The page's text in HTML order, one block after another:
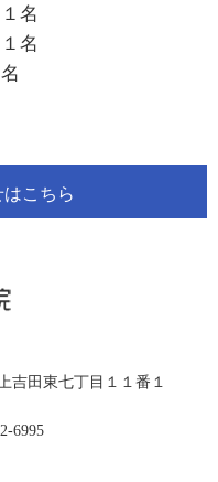
名
名
こちら
吉田東七丁目１１番１
6995